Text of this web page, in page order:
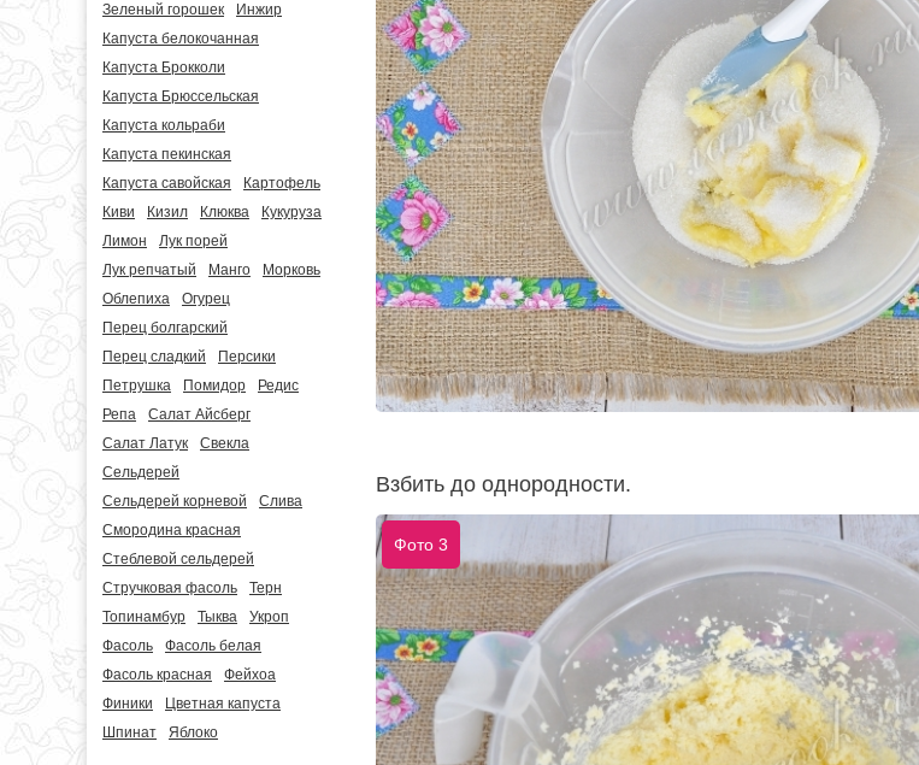
Зеленый горошек
Инжир
Капуста белокочанная
Капуста Брокколи
Капуста Брюссельская
Капуста кольраби
Капуста пекинская
Капуста савойская
Картофель
Киви
Кизил Клюква
Кукуруза
Лимон
Лук порей
Лук репчатый
Манго
Морковь
Облепиха
Огурец
Перец болгарский
Перец сладкий
Персики
Петрушка
Помидор
Редис
Репа
Салат Айсберг
Салат Латук
Свекла
Сельдерей
Сельдерей корневой
Слива
Смородина красная
Стеблевой сельдерей
Стручковая фасоль
Терн
Топинамбур
Тыква
Укроп
Фасоль
Фасоль белая
Фасоль красная
Фейхоа
Финики
Цветная капуста
Шпинат
Яблоко
Взбить до однородности.
Фото 3